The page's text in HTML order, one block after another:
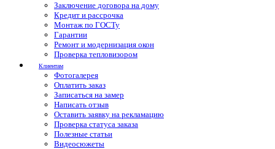
Заключение договора на дому
Кредит и рассрочка
Монтаж по ГОСТу
Гарантии
Ремонт и модернизация окон
Проверка тепловизором
Клиентам
Фотогалерея
Оплатить заказ
Записаться на замер
Написать отзыв
Оставить заявку на рекламацию
Проверка статуса заказа
Полезные статьи
Видеосюжеты